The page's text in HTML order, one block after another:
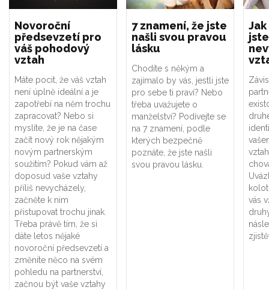
Novoroční
předsevzetí pro
váš pohodový
vztah
Máte pocit, že váš vztah
není úplně ideální a je
zapotřebí na něm trochu
zapracovat? Nebo si
myslíte, že je na čase
začít nový rok nějakým
novým partnerským
soužitím? Pokud vám až
doposud vaše vztahy
příliš nevycházely,
začněte k nim
přistupovat trochu jinak.
Třeba právě tím, že si
dáte letos nějaké
novoroční předsevzetí a
změníte něco na svém
pohledu na partnerství,
začnou být vaše vztahy
7 znamení, že jste
našli svou pravou
lásku
Chodíte s někým a
zajímalo by vás, jestli jste
pro sebe ti praví? Nebo
třeba uvažujete o
manželství? Podívejte se
na 7 znamení, podle
kterých bezpečně
poznáte, že jste našli
svou pravou lásku.
vás